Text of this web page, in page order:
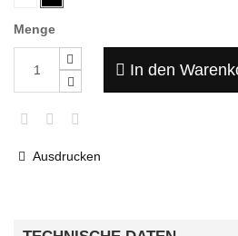
Menge
In den
Ausdrucken